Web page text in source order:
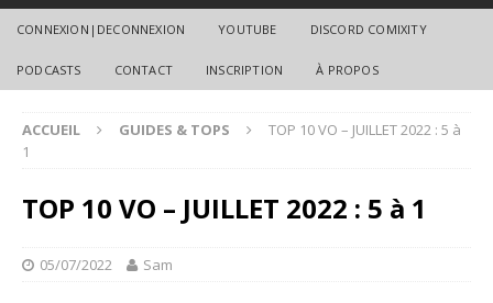
CONNEXION|DECONNEXION YOUTUBE DISCORD COMIXITY
PODCASTS CONTACT INSCRIPTION À PROPOS
ACCUEIL GUIDES & TOPS
TOP 10 VO – JUILLET 2022 : 5 à
1
TOP 10 VO – JUILLET 2022 : 5 à 1
05/07/2022 Sam